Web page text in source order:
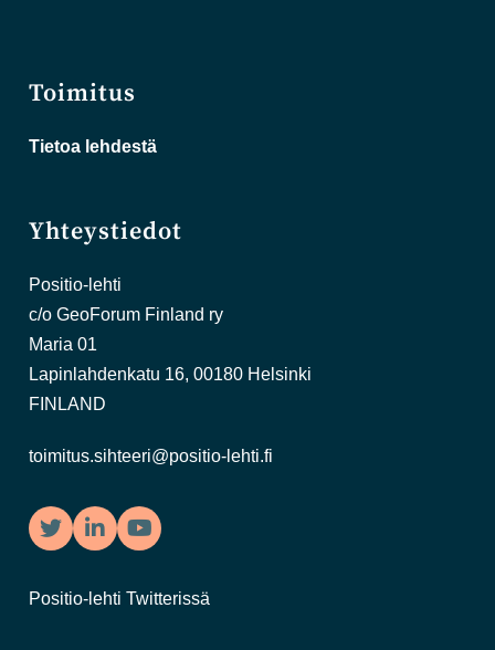
Toimitus
Tietoa lehdestä
Yhteystiedot
Positio-lehti
c/o GeoForum Finland ry
Maria 01
Lapinlahdenkatu 16, 00180 Helsinki
FINLAND
toimitus.sihteeri@positio-lehti.fi
TwitterLinkedInYouTube
Positio-lehti Twitterissä